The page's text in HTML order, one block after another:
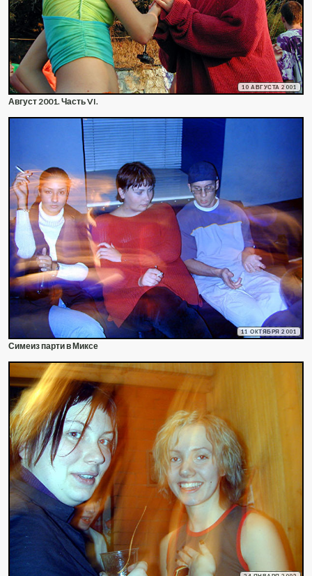
10 АВГУСТА 2001
Август 2001. Часть VI.
11 ОКТЯБРЯ 2001
Симеиз парти в Миксе